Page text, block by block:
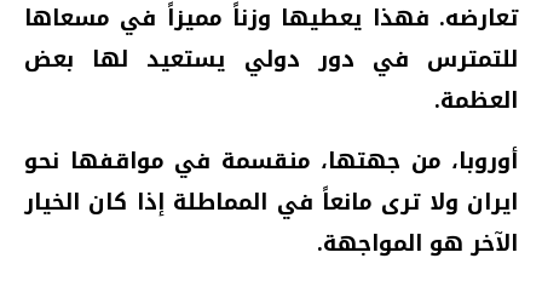
تعارضه. فهذا يعطيها وزناً مميزاً في مسعاها
للتمترس في دور دولي يستعيد لها بعض
العظمة.
أوروبا، من جهتها، منقسمة في مواقفها نحو
ايران ولا ترى مانعاً في المماطلة إذا كان الخيار
الآخر هو المواجهة.